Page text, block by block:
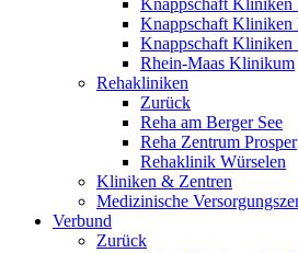
Knappschaft Kliniken
Knappschaft Kliniken
Knappschaft Kliniken
Rhein-Maas Klinikum
Rehakliniken
Zurück
Reha am Berger See
Reha Zentrum Prosper
Rehaklinik Würselen
Kliniken & Zentren
Medizinische
Verbund
Zurück